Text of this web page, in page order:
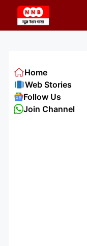
content
Home
Web Stories
Follow Us
Join Channel